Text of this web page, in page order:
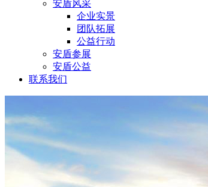
安盾风采
企业实景
团队拓展
公益行动
安盾参展
安盾公益
联系我们